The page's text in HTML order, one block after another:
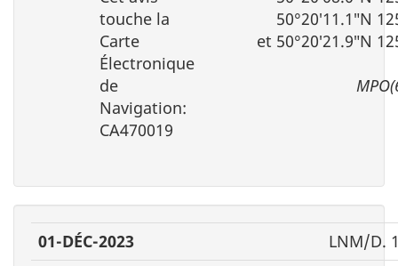
touche la
Carte
Électronique
de
Navigation:
CA470019
50°20′11.1″N
et 50°20′21.9″N
01-DÉC-2023
LNM/D.